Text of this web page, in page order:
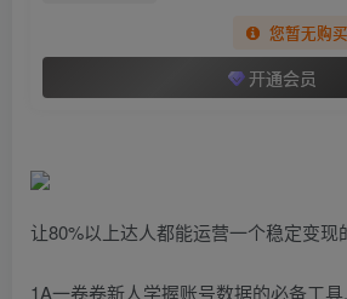
您暂无购
开通会员
让80%以上达人都能运营一个稳定变现
1A一卷卷新人学握账号数据的必备工